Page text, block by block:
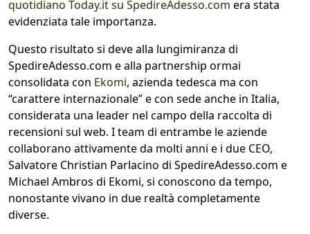
quotidiano Today.it su SpedireAdesso.com era stata
evidenziata tale importanza.
Questo risultato si deve alla lungimiranza di
SpedireAdesso.com e alla partnership ormai
consolidata con Ekomi, azienda tedesca ma con
“carattere internazionale” e con sede anche in Italia,
considerata una leader nel campo della raccolta di
recensioni sul web. I team di entrambe le aziende
collaborano attivamente da molti anni e i due CEO,
Salvatore Christian Parlacino di SpedireAdesso.com e
Michael Ambros di Ekomi, si conoscono da tempo,
nonostante vivano in due realtà completamente
diverse.